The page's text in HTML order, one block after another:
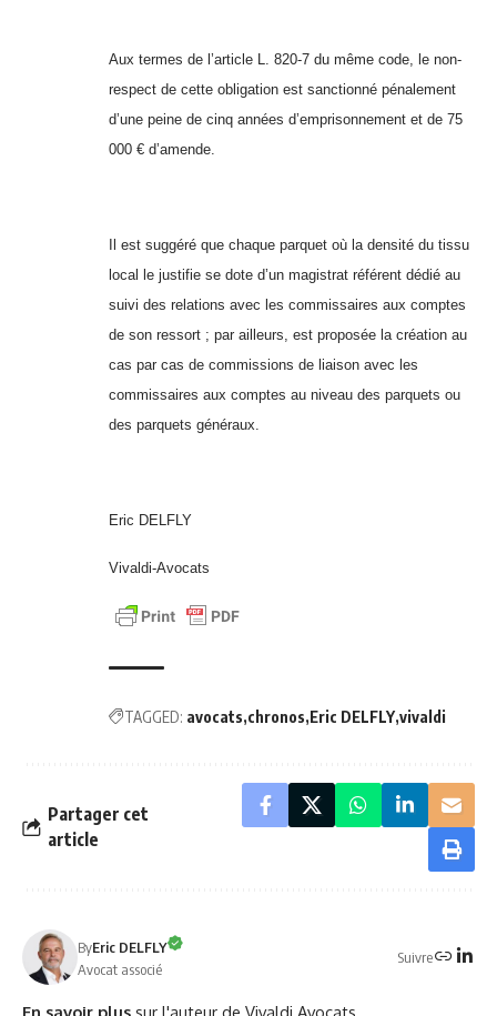
Aux termes de l’article L. 820-7 du même code, le non-
respect de cette obligation est sanctionné pénalement
d’une peine de cinq années d’emprisonnement et de 75
000 € d’amende.
Il est suggéré que chaque parquet où la densité du tissu
local le justifie se dote d’un magistrat référent dédié au
suivi des relations avec les commissaires aux comptes
de son ressort ; par ailleurs, est proposée la création au
cas par cas de commissions de liaison avec les
commissaires aux comptes au niveau des parquets ou
des parquets généraux.
Eric DELFLY
Vivaldi-Avocats
TAGGED: avocats chronos Eric DELFLY vivaldi
Partager cet
article
ByEric DELFLY
Avocat associé
Suivre
En savoir plus sur l'auteur de Vivaldi Avocats